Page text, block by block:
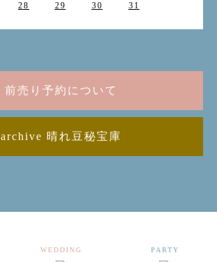
28 29 30 31
前売り予約について
archive 晴れ豆秘宝庫
WEDDING PARTY